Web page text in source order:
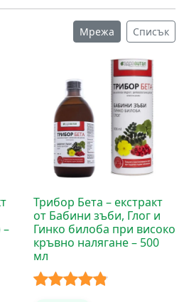
Мрежа Списък
–
Трибор Бета – екстракт
от Бабини зъби, Глог и
Гинко билоба при високо
кръвно налягане – 500
мл